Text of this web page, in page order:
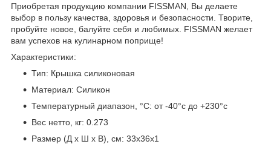
Приобретая продукцию компании FISSMAN, Вы делаете
выбор в пользу качества, здоровья и безопасности. Творите,
пробуйте новое, балуйте себя и любимых. FISSMAN желает
вам успехов на кулинарном поприще!
Характеристики:
Тип: Крышка силиконовая
Материал: Силикон
Температурный диапазон, °С: от -40°c до +230°c
Вес нетто, кг: 0.273
Размер (Д х Ш х В), см: 33х36х1